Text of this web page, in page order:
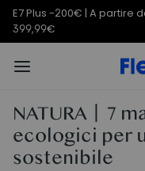
C7 Morpher -290€ | A
579,99€
NATURA丨7
ecologici per
sostenibile